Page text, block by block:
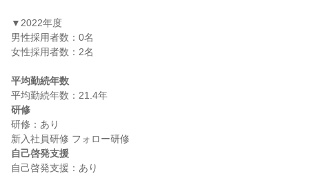
▼2022年度
男性採用者数：0名
女性採用者数：2名
平均勤続年数
研修
研修：あり
自己啓発支援
自己啓発支援：あり